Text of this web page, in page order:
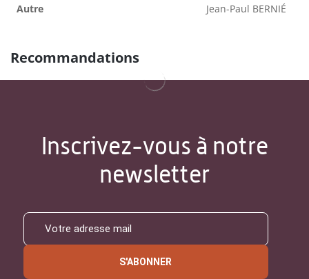
Autre Jean-Paul BERNIÉ
Recommandations
Inscrivez-vous à notre
newsletter
S'ABONNER